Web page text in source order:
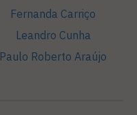
Fernanda Carriço
Leandro Cunha
Paulo Roberto Araújo